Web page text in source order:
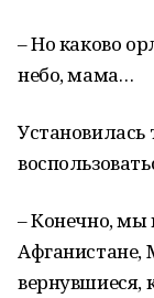
– Но каково
небо, мама…
– Конечно, мы
Афганистане,
вернувшиеся,